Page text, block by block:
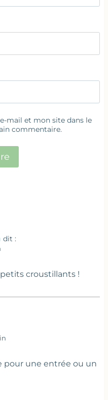
mail et mon site dans le
commentaire.
dit :
croustillants !
pour une entrée ou un